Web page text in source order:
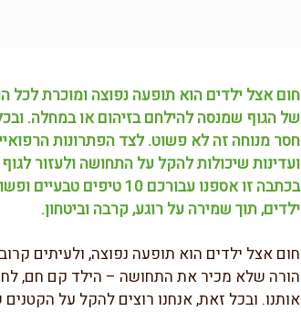
חום אצל ילדים הוא תופעה נפוצה ומוכרת לכל
של הגוף שמנסה להילחם בזיהום או במחלה.
חסר מנוחה זה לא פשוט. לצד הפתרונות
ועדינות שיכולות להקל על התחושה ולעזור
בכתבה זו אספנו עבורכם 10
ילדים, תוך שמירה על רוגע, קרבה וביטחון.
חום אצל ילדים הוא תופעה נפוצה, ולעיתים
הורה שלא מכיר את התחושה – הילד קם חם,
אותנו. ובכל זאת, אנחנו רוצים להקל על